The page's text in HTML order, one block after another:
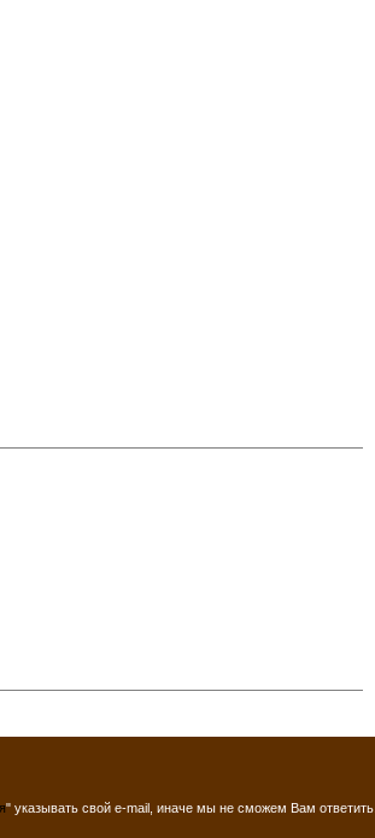
" указывать свой e-mail, иначе мы не сможем Вам ответить.